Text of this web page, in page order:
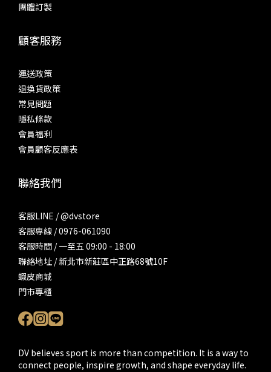
團體訂製
顧客服務
運送政策
退換貨政策
常見問題
隱私條款
會員福利
會員顧客反應表
聯絡我們
客服LINE / @dvstore
客服專線 / 0976-061090
客服時間 / 一至五 09:00 - 18:00
聯絡地址 / 新北市新莊區中正路68號10F
蝦皮商城
門市專櫃
DV believes sport is more than competition. It is a way to
connect people, inspire growth, and shape everyday life.